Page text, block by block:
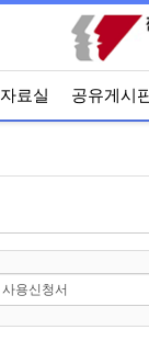
료실 공유게시